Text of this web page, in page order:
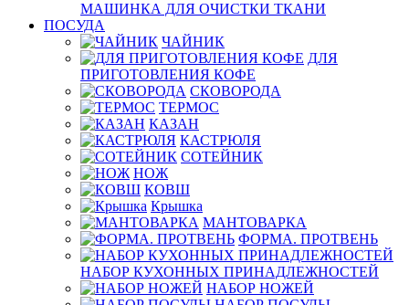
МАШИНКА ДЛЯ ОЧИСТКИ ТКАНИ
ПОСУДА
ЧАЙНИК
ДЛЯ
ПРИГОТОВЛЕНИЯ КОФЕ
СКОВОРОДА
ТЕРМОС
КАЗАН
КАСТРЮЛЯ
СОТЕЙНИК
НОЖ
КОВШ
Крышка
МАНТОВАРКА
ФОРМА. ПРОТВЕНЬ
НАБОР КУХОННЫХ ПРИНАДЛЕЖНОСТЕЙ
НАБОР НОЖЕЙ